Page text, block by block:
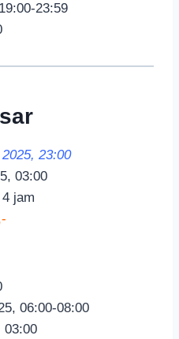
23:59
23:00
03:00
jam
06:00-08:00
03:00